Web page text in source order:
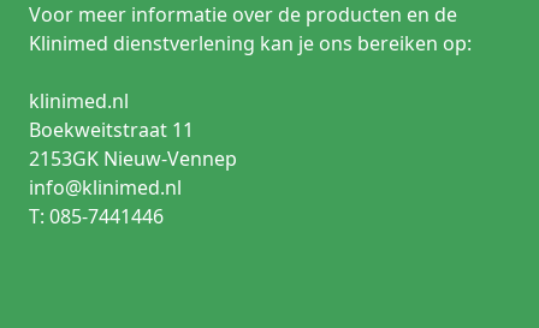
Voor meer informatie over de producten en de
Klinimed dienstverlening kan je ons bereiken op:
klinimed.nl
Boekweitstraat 11
2153GK Nieuw-Vennep
info@klinimed.nl
T: 085-7441446